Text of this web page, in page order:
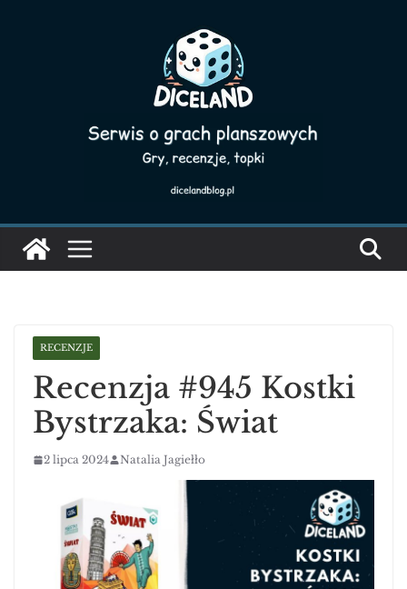
RECENZJE
Recenzja #945 Kostki
Bystrzaka: Świat
2 lipca 2024 Natalia Jagiełło